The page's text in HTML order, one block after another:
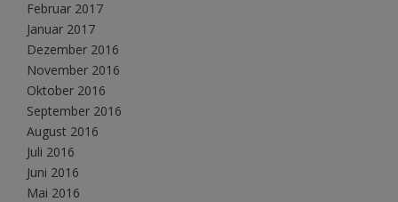
Februar 2017
Januar 2017
Dezember 2016
November 2016
Oktober 2016
September 2016
August 2016
Juli 2016
Juni 2016
Mai 2016